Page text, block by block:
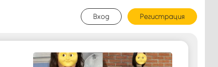
Вход Регистрация